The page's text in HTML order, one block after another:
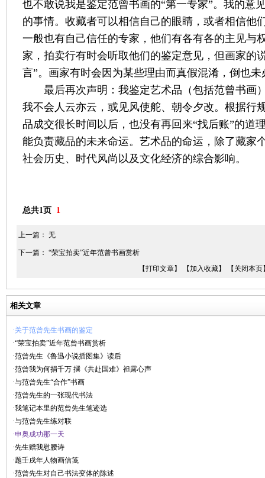
也不敢说我是鉴定范曾书画的“第一专家”。我的意
的事情。收藏者可以相信自己的眼睛，或者相信他
一般也有自己信任的专家，他们有各有各的主见与
家，拍卖行有时会听取他们的鉴定意见，但画家的
言”。画家有时会因为某些理由而真假混淆，倒也
最后再次声明：我鉴定艺术品（包括范曾书画
我不会人云亦云，或见风使舵、朝令夕改。根据行
品成交很长时间以后，也没有再回来“找后账”的道
能负责藏品的未来命运。艺术品的命运，除了藏家
社会历史、时代风尚以及文化经济的综合影响。
总共1页 1
上一篇： 无
下一篇： “荣宝拍卖”近年范曾书画赏析
【打印文章】
【加入收藏】 【关闭本页
相关文章
·关于范曾先生书画的鉴定
·“荣宝拍卖”近年范曾书画赏析
·范曾先生《鲁迅小说插图集》读后
·范曾我为何捐千万 撰《共赴国难》袒露心声
·与范曾先生“合作”书画
·范曾先生的一张现代书法
·我笔记本里的范曾先生笔迹选
·与范曾先生练对联
·申奥成功那一天
·先生赠我慰腰诗
·题壬戌年人物画信笺
·范曾先生对自己书法变体的陈述